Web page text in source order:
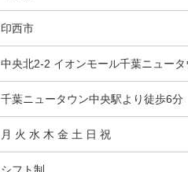
印西市
中央北2-2 イオンモール千葉ニュー
千葉ニュータウン中央駅より徒歩6分
月 火 水 木 金 土 日 祝